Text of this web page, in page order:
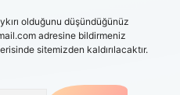
olduğunu düşündüğünüz
adresine bildirmeniz
sitemizden kaldırılacaktır.